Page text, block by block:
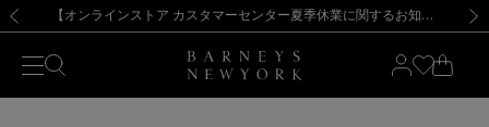
新規登録のお客様も対象！＜MY BARNEYS＞会員のお客様は11,000円（税込）以上のお買上げで常時送料無料！お買い物の際は会員登録を！
【夏季休業に伴う出荷一時停止のお知らせ】(2026.8.7) 【オンラインストア カスタマーセンター夏季休業に関するお知らせ】（2026.8.7）
【夏季休業に伴う返品・交換承り一時停止のお知らせ】（2026.8.5）
熊本県を中心とした地震の影響によるお荷物のお届けについて
【開催中】SUMMER SALEのご案内・ご注意事項 新規登録のお客様も対象！＜MY BARNEYS＞会員のお客様は11,000円（税込）以上のお買上げで常時送料無料！お買い物の際は会員登録を！
【夏季休業に伴う出荷一時停止のお知らせ】(2026.8.7)